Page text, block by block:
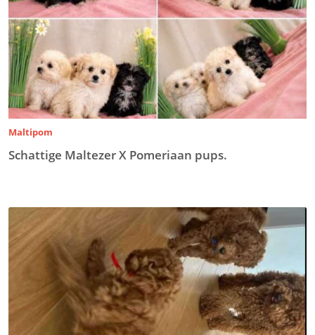
Maltipom
Schattige Maltezer X Pomeriaan pups.